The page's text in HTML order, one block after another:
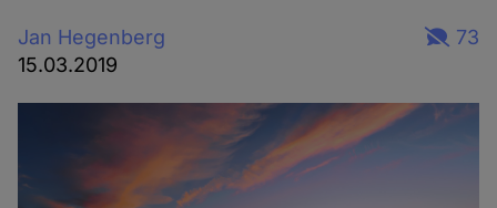
Jan Hegenberg
15.03.2019
73